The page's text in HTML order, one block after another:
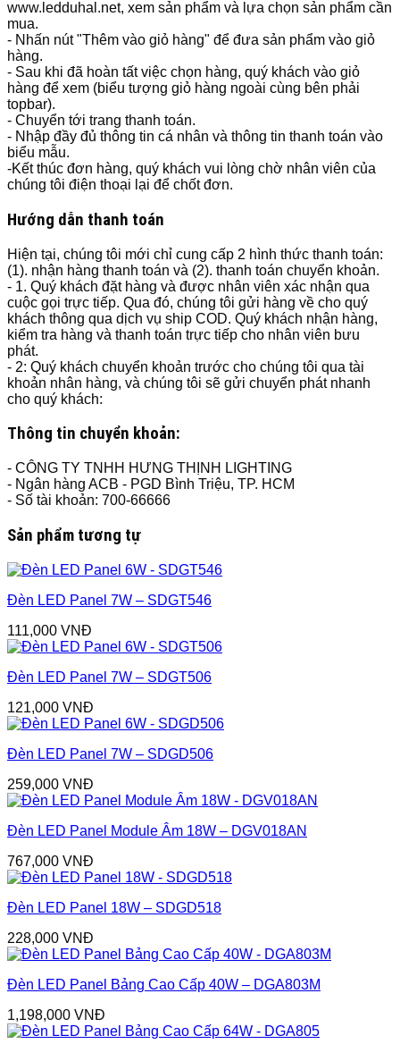
www.ledduhal.net, xem sản phẩm và lựa chọn sản phẩm cần
mua.
- Nhấn nút "Thêm vào giỏ hàng" để đưa sản phẩm vào giỏ
hàng.
- Sau khi đã hoàn tất việc chọn hàng, quý khách vào giỏ
hàng để xem (biểu tượng giỏ hàng ngoài cùng bên phải
topbar).
- Chuyển tới trang thanh toán.
- Nhập đầy đủ thông tin cá nhân và thông tin thanh toán vào
biểu mẫu.
-Kết thúc đơn hàng, quý khách vui lòng chờ nhân viên của
chúng tôi điện thoại lại để chốt đơn.
Hướng dẫn thanh toán
Hiện tại, chúng tôi mới chỉ cung cấp 2 hình thức thanh toán:
(1). nhận hàng thanh toán và (2). thanh toán chuyển khoản.
- 1. Quý khách đặt hàng và được nhân viên xác nhận qua
cuộc gọi trực tiếp. Qua đó, chúng tôi gửi hàng về cho quý
khách thông qua dịch vụ ship COD. Quý khách nhận hàng,
kiểm tra hàng và thanh toán trực tiếp cho nhân viên bưu
phát.
- 2: Quý khách chuyển khoản trước cho chúng tôi qua tài
khoản nhân hàng, và chúng tôi sẽ gửi chuyển phát nhanh
cho quý khách:
Thông tin chuyển khoản:
- CÔNG TY TNHH HƯNG THỊNH LIGHTING
- Ngân hàng ACB - PGD Bình Triệu, TP. HCM
- Số tài khoản: 700-66666
Sản phẩm tương tự
Đèn LED Panel 7W – SDGT546
111,000 VNĐ
Đèn LED Panel 7W – SDGT506
121,000 VNĐ
Đèn LED Panel 7W – SDGD506
259,000 VNĐ
Đèn LED Panel Module Âm 18W – DGV018AN
767,000 VNĐ
Đèn LED Panel 18W – SDGD518
228,000 VNĐ
Đèn LED Panel Bảng Cao Cấp 40W – DGA803M
1,198,000 VNĐ